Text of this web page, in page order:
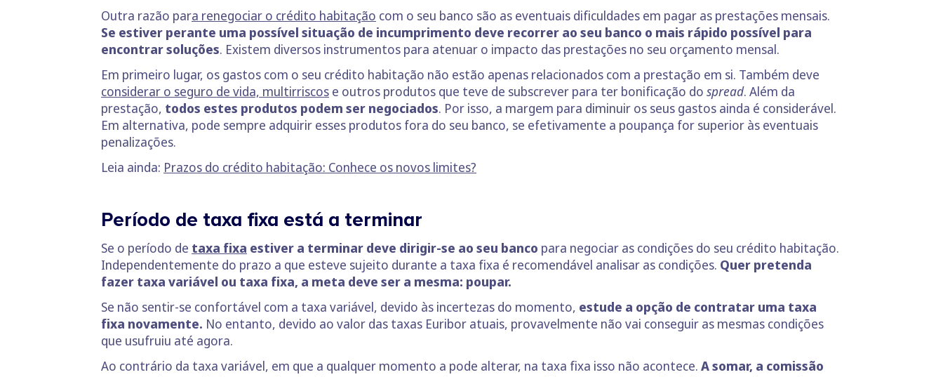
Outra razão para renegociar o crédito habitação com o seu banco são as eventuais dificuldades em pagar as prestações mensais.
Se estiver perante uma possível situação de incumprimento deve recorrer ao seu banco o mais rápido possível para
encontrar soluções. Existem diversos instrumentos para atenuar o impacto das prestações no seu orçamento mensal.
Em primeiro lugar, os gastos com o seu crédito habitação não estão apenas relacionados com a prestação em si. Também deve
considerar o seguro de vida, multirriscos e outros produtos que teve de subscrever para ter bonificação do spread. Além da
prestação, todos estes produtos podem ser negociados. Por isso, a margem para diminuir os seus gastos ainda é considerável.
Em alternativa, pode sempre adquirir esses produtos fora do seu banco, se efetivamente a poupança for superior às eventuais
penalizações.
Leia ainda: Prazos do crédito habitação: Conhece os novos limites?
Período de taxa fixa está a terminar
Se o período de taxa fixa estiver a terminar deve dirigir-se ao seu banco para negociar as condições do seu crédito habitação.
Independentemente do prazo a que esteve sujeito durante a taxa fixa é recomendável analisar as condições. Quer pretenda
fazer taxa variável ou taxa fixa, a meta deve ser a mesma: poupar.
Se não sentir-se confortável com a taxa variável, devido às incertezas do momento, estude a opção de contratar uma taxa
fixa novamente. No entanto, devido ao valor das taxas Euribor atuais, provavelmente não vai conseguir as mesmas condições
que usufruiu até agora.
Ao contrário da taxa variável, em que a qualquer momento a pode alterar, na taxa fixa isso não acontece. A somar, a comissão